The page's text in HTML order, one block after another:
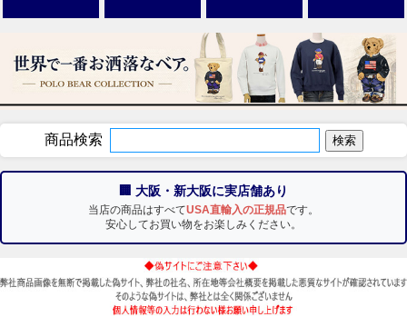
商品検索
🏢 大阪・新大阪に実店舗あり
当店の商品はすべてUSA直輸入の正規品です。
安心してお買い物をお楽しみください。